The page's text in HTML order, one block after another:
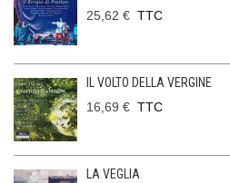
25,62 € TTC
IL VOLTO DELLA VERGINE
16,69 € TTC
LA VEGLIA